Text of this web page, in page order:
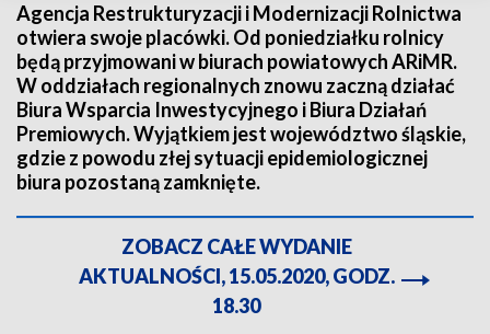
Agencja Restrukturyzacji i Modernizacji Rolnictwa
otwiera swoje placówki. Od poniedziałku rolnicy
będą przyjmowani w biurach powiatowych ARiMR.
W oddziałach regionalnych znowu zaczną działać
Biura Wsparcia Inwestycyjnego i Biura Działań
Premiowych. Wyjątkiem jest województwo śląskie,
gdzie z powodu złej sytuacji epidemiologicznej
biura pozostaną zamknięte.
ZOBACZ CAŁE WYDANIE
AKTUALNOŚCI, 15.05.2020, GODZ.
18.30